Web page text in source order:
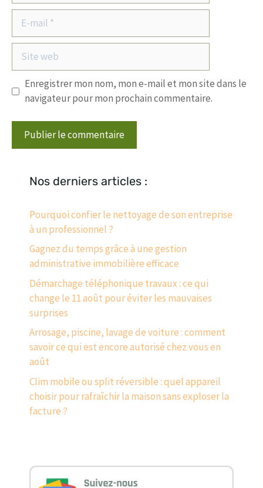
mail
Site
web
Enregistrer mon nom, mon e-mail et mon site dans le
navigateur pour mon prochain commentaire.
Nos derniers articles :
Pourquoi confier le nettoyage de son entreprise
à un professionnel ?
Gagnez du temps grâce à une gestion
administrative immobilière efficace
Démarchage téléphonique travaux : ce qui
change le 11 août pour éviter les mauvaises
surprises
Arrosage, piscine, lavage de voiture : comment
savoir ce qui est encore autorisé chez vous en
août
Clim mobile ou split réversible : quel appareil
choisir pour rafraîchir la maison sans exploser la
facture ?